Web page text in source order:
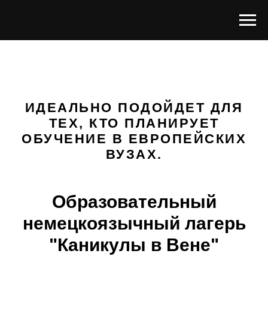
ИДЕАЛЬНО ПОДОЙДЕТ ДЛЯ
ТЕХ, КТО ПЛАНИРУЕТ
ОБУЧЕНИЕ В ЕВРОПЕЙСКИХ
ВУЗАХ.
Образовательный
немецкоязычный лагерь
"Каникулы в Вене"